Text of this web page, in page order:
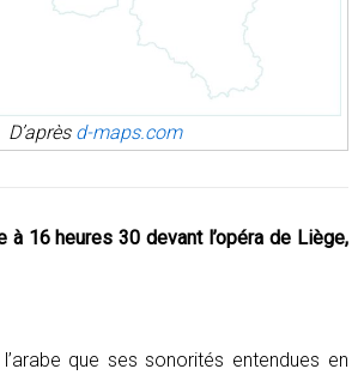
D’après d-maps.com
à 16 heures 30 devant l’opéra de Liège,
que ses sonorités entendues en